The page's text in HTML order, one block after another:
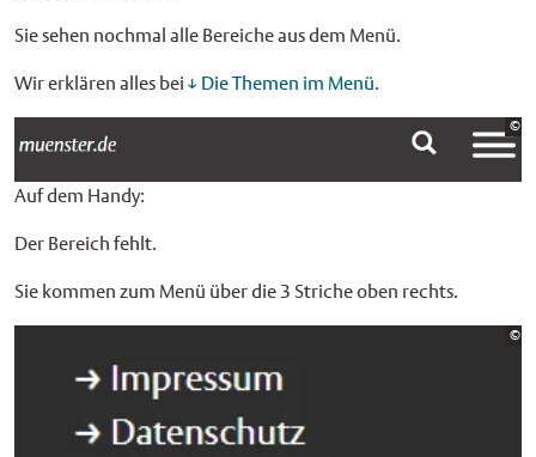
Sie sehen nochmal alle Bereiche aus dem Menü.
Wir erklären alles bei Die Themen im Menü.
©
Auf dem Handy:
Der Bereich fehlt.
Sie kommen zum Menü über die 3 Striche oben rechts.
©